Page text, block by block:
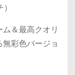
＆最高クオリ
彩色バージョ